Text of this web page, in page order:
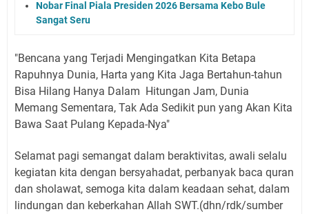
Nobar Final Piala Presiden 2026 Bersama Kebo Bule
Sangat Seru
"Bencana yang Terjadi Mengingatkan Kita Betapa
Rapuhnya Dunia, Harta yang Kita Jaga Bertahun-tahun
Bisa Hilang Hanya Dalam Hitungan Jam, Dunia
Memang Sementara, Tak Ada Sedikit pun yang Akan Kita
Bawa Saat Pulang Kepada-Nya"
Selamat pagi semangat dalam beraktivitas, awali selalu
kegiatan kita dengan bersyahadat, perbanyak baca quran
dan sholawat, semoga kita dalam keadaan sehat, dalam
lindungan dan keberkahan Allah SWT.(dhn/rdk/sumber